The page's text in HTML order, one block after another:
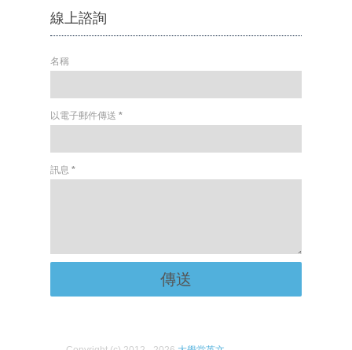
線上諮詢
名稱
以電子郵件傳送 *
訊息 *